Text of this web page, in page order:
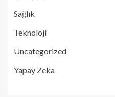
Sağlık
Teknoloji
Uncategorized
Yapay Zeka